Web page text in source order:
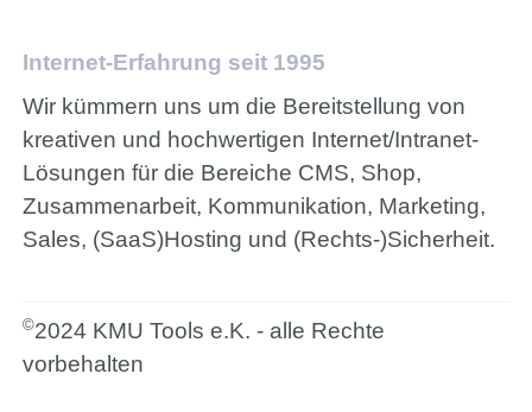
Internet-Erfahrung seit 1995
Wir kümmern uns um die Bereitstellung von
kreativen und hochwertigen Internet/Intranet-
Lösungen für die Bereiche CMS, Shop,
Zusammenarbeit, Kommunikation, Marketing,
Sales, (SaaS)Hosting und (Rechts-)Sicherheit.
©2024 KMU Tools e.K. - alle Rechte
vorbehalten